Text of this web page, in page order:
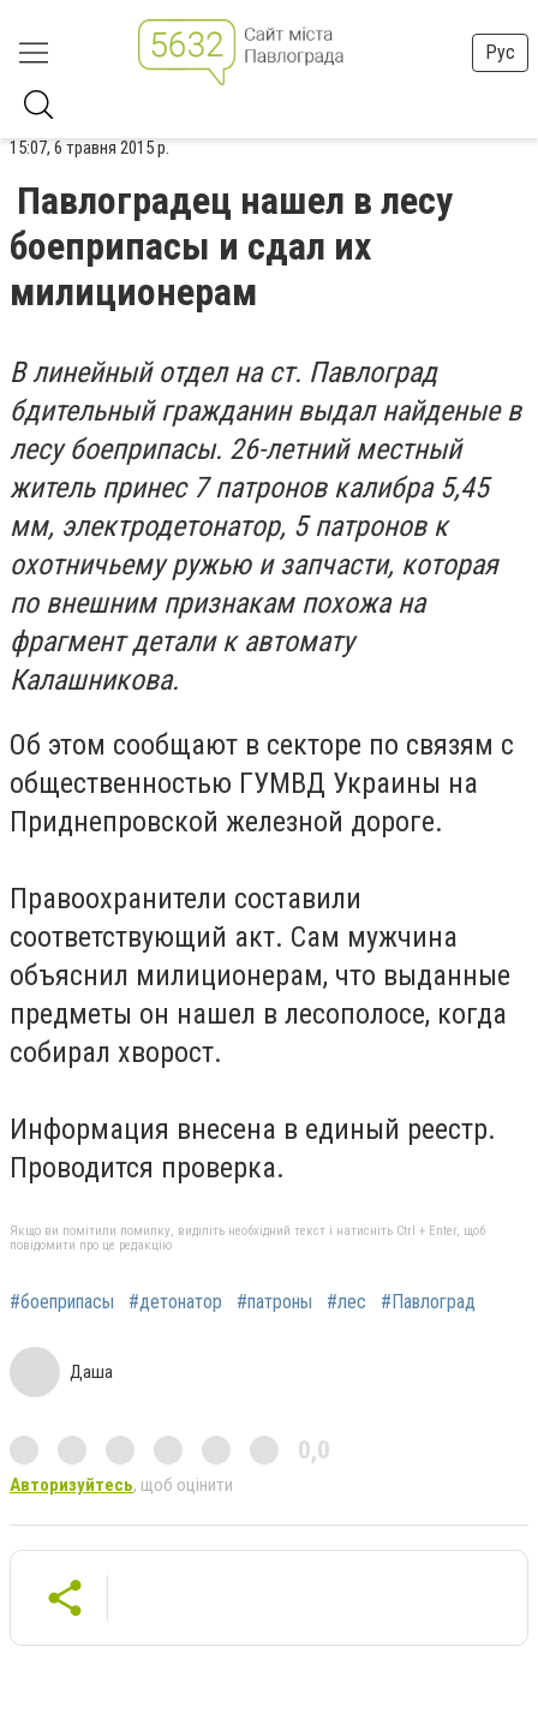
Рус
15:07, 6 травня 2015 р.
Павлоградец нашел в лесу
боеприпасы и сдал их
милиционерам
В линейный отдел на ст. Павлоград
бдительный гражданин выдал найденые в
лесу боеприпасы. 26-летний местный
житель принес 7 патронов калибра 5,45
мм, электродетонатор, 5 патронов к
охотничьему ружью и запчасти, которая
по внешним признакам похожа на
фрагмент детали к автомату
Калашникова.
Об этом сообщают в секторе по связям с
общественностью ГУМВД Украины на
Приднепровской железной дороге.
Правоохранители составили
соответствующий акт. Сам мужчина
объяснил милиционерам, что выданные
предметы он нашел в лесополосе, когда
собирал хворост.
Информация внесена в единый реестр.
Проводится проверка.
Якщо ви помітили помилку, виділіть необхідний текст і натисніть Ctrl + Enter, щоб
повідомити про це редакцію
#боеприпасы #детонатор #патроны #лес #Павлоград
Даша
0,0
Авторизуйтесь, щоб оцінити